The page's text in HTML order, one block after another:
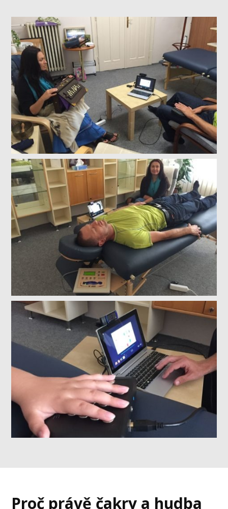
Proč právě čakry a hudba